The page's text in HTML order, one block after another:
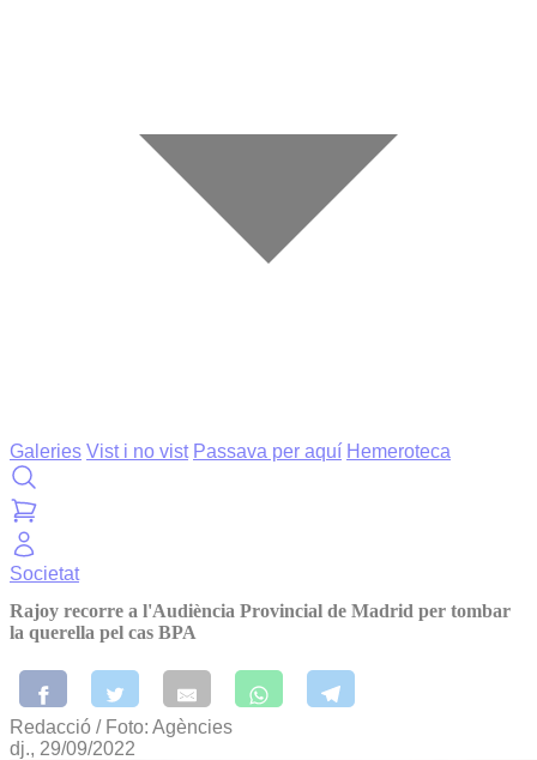
Galeries Vist i no vist Passava per aquí Hemeroteca
Societat
Rajoy recorre a l'Audiència Provincial de Madrid per tombar
la querella pel cas BPA
Redacció / Foto: Agències
dj., 29/09/2022